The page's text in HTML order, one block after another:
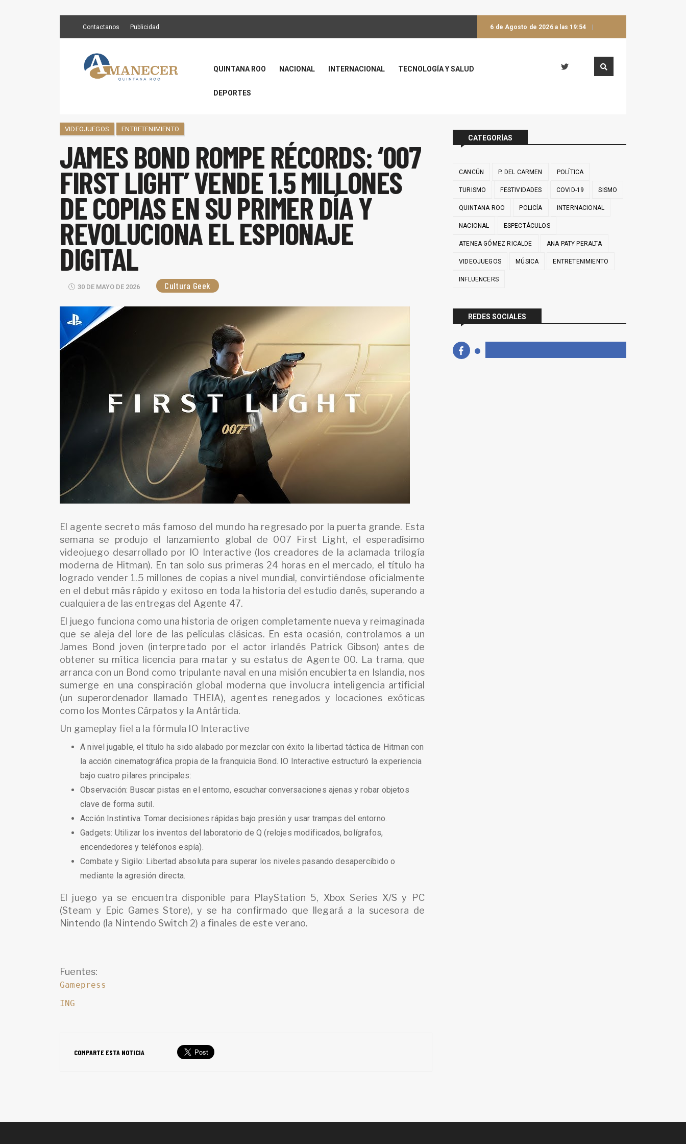
Contactanos Publicidad 6 de Agosto de 2026 a las 19:54
QUINTANA ROO NACIONAL INTERNACIONAL TECNOLOGÍA Y SALUD
DEPORTES
VIDEOJUEGOS ENTRETENIMIENTO
JAMES BOND ROMPE RÉCORDS: ‘007
FIRST LIGHT’ VENDE 1.5 MILLONES
DE COPIAS EN SU PRIMER DÍA Y
REVOLUCIONA EL ESPIONAJE
DIGITAL
30 DE MAYO DE 2026 Cultura Geek
El agente secreto más famoso del mundo ha regresado por la puerta grande. Esta
semana se produjo el lanzamiento global de 007 First Light, el esperadísimo
videojuego desarrollado por IO Interactive (los creadores de la aclamada trilogía
moderna de Hitman). En tan solo sus primeras 24 horas en el mercado, el título ha
logrado vender 1.5 millones de copias a nivel mundial, convirtiéndose oficialmente
en el debut más rápido y exitoso en toda la historia del estudio danés, superando a
cualquiera de las entregas del Agente 47.
El juego funciona como una historia de origen completamente nueva y reimaginada
que se aleja del lore de las películas clásicas. En esta ocasión, controlamos a un
James Bond joven (interpretado por el actor irlandés Patrick Gibson) antes de
obtener su mítica licencia para matar y su estatus de Agente 00. La trama, que
arranca con un Bond como tripulante naval en una misión encubierta en Islandia, nos
sumerge en una conspiración global moderna que involucra inteligencia artificial
(un superordenador llamado THEIA), agentes renegados y locaciones exóticas
como los Montes Cárpatos y la Antártida.
Un gameplay fiel a la fórmula IO Interactive
A nivel jugable, el título ha sido alabado por mezclar con éxito la libertad táctica de Hitman con
la acción cinematográfica propia de la franquicia Bond. IO Interactive estructuró la experiencia
bajo cuatro pilares principales:
Observación: Buscar pistas en el entorno, escuchar conversaciones ajenas y robar objetos
clave de forma sutil.
Acción Instintiva: Tomar decisiones rápidas bajo presión y usar trampas del entorno.
Gadgets: Utilizar los inventos del laboratorio de Q (relojes modificados, bolígrafos,
encendedores y teléfonos espía).
Combate y Sigilo: Libertad absoluta para superar los niveles pasando desapercibido o
mediante la agresión directa.
El juego ya se encuentra disponible para PlayStation 5, Xbox Series X/S y PC
(Steam y Epic Games Store), y se ha confirmado que llegará a la sucesora de
Nintendo (la Nintendo Switch 2) a finales de este verano.
Fuentes:
Gamepress
ING
COMPARTE ESTA NOTICIA
CATEGORÍAS
CANCÚN P. DEL CARMEN POLÍTICA
TURISMO FESTIVIDADES COVID-19 SISMO
QUINTANA ROO POLICÍA INTERNACIONAL
NACIONAL ESPECTÁCULOS
ATENEA GÓMEZ RICALDE ANA PATY PERALTA
VIDEOJUEGOS MÚSICA ENTRETENIMIENTO
INFLUENCERS
REDES SOCIALES